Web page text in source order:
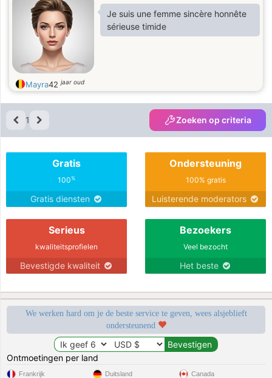
Je suis une femme sincère honnête
sérieuse timide
Mayra42jaar oud
1 Zoeken op criteria
Gratis
100%
Gratis diensten
Ondersteuning
100% gratis
Luisterende moderators
Serieus
kwaliteitsprofielen
Bevestigde kwaliteit
Bezoekers
Veel bezocht
Het beste
We werken hard om je de beste service te geven, wees alsjeblieft
ondersteunend
Ontmoetingen per land
Frankrijk Duitsland Canada